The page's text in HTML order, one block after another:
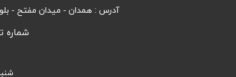
آدرس : همدان - میدان مفتح -
شنبه
شماره تماس :